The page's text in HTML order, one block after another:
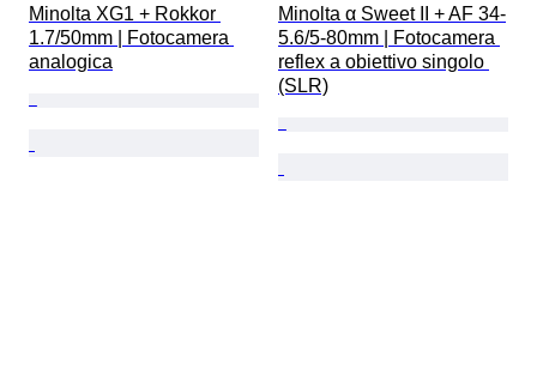
Minolta XG1 + Rokkor
1.7/50mm | Fotocamera
analogica
Minolta α Sweet II + AF 34-
5.6/5-80mm | Fotocamera
reflex a obiettivo singolo
(SLR)